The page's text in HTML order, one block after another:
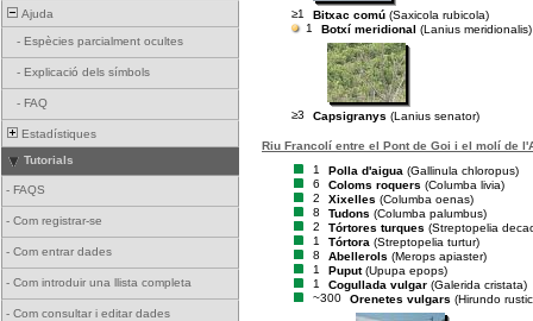
Ajuda
- Espècies parcialment ocultes
- Explicació dels símbols
- FAQ
Estadístiques
Tutorials
- FAQS
- Com registrar-se
- Com entrar dades
- Com introduir una llista completa
- Com consultar i editar dades
≥1 Bitxac comú (Saxicola rubicola)
1
Botxí meridional (Lanius meridionalis)
≥3 Capsigranys (Lanius senator)
Riu Francolí entre el Pont de Goi i el molí de
1
Polla d'aigua (Gallinula chloropus)
6
Coloms roquers (Columba livia)
2
Xixelles (Columba oenas)
8
Tudons (Columba palumbus)
2
Tórtores turques (Streptopelia
1
Tórtora (Streptopelia turtur)
8
Abellerols (Merops apiaster)
1
Puput (Upupa epops)
1
Cogullada vulgar (Galerida cristata)
~300
Orenetes vulgars (Hirundo